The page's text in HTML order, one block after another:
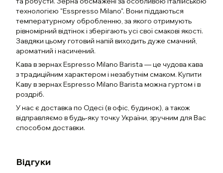
технологією "Esspresso Milano". Вони піддаються
температурному обробленню, за якого отримують
рівномірний відтінок і зберігають усі свої смакові якості.
Завдяки цьому готовий напій виходить дуже смачний,
ароматний і насичений.
Кава в зернах Espresso Milano Barista — це чудова кава
з традиційним характером і незабутнім смаком. Купити
Каву в зернах Espresso Milano Barista можна гуртом і в
роздріб.
У нас є доставка по Одесі (в офіс, будинок), а також
відправляємо в будь-яку точку України, зручним для Вас
способом доставки.
Відгуки